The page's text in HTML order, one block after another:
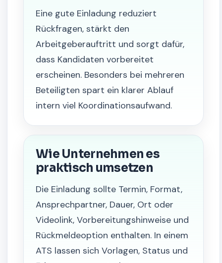
Eine gute Einladung reduziert
Rückfragen, stärkt den
Arbeitgeberauftritt und sorgt dafür,
dass Kandidaten vorbereitet
erscheinen. Besonders bei mehreren
Beteiligten spart ein klarer Ablauf
intern viel Koordinationsaufwand.
Wie Unternehmen es
praktisch umsetzen
Die Einladung sollte Termin, Format,
Ansprechpartner, Dauer, Ort oder
Videolink, Vorbereitungshinweise und
Rückmeldeoption enthalten. In einem
ATS lassen sich Vorlagen, Status und